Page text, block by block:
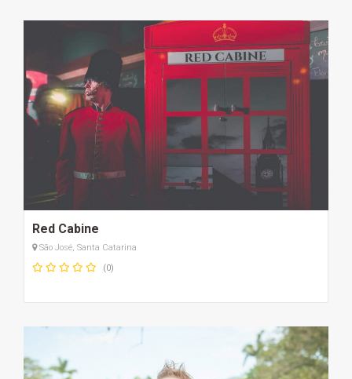
Red Cabine
São José, Santa Catarina
(0)